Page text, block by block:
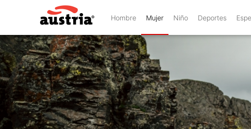
Hombre Mujer Niño Deportes